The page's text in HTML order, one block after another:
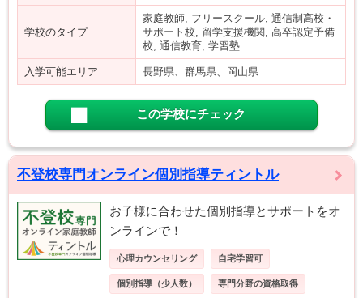
学校のタイプ
家庭教師, フリースクール, 通信制高校・
サポート校, 留学支援機関, 高卒認定予備
校, 通信教育, 学習塾
入学可能エリア 長野県、群馬県、岡山県
この学校にチェック
不登校専門オンライン個別指導ティントル
お子様に合わせた個別指導とサポートをオ
ンラインで！
心理カウンセリング 自宅学習可
個別指導（少人数） 専門分野の資格取得